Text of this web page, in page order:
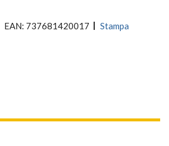
EAN: 737681420017 Stampa